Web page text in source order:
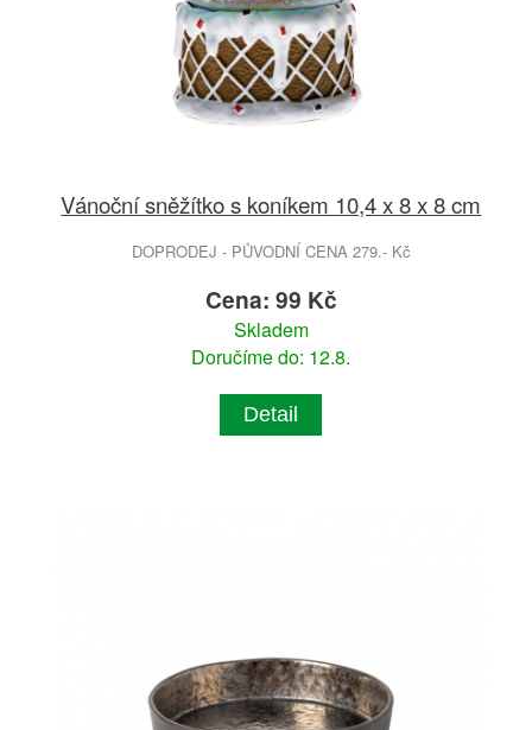
Vánoční sněžítko s koníkem 10,4 x 8 x 8 cm
DOPRODEJ - PŮVODNÍ CENA 279.- Kč
Cena: 99 Kč
Skladem
Doručíme do: 12.8.
Detail